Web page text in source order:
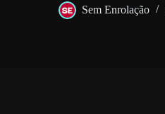
Sem Enrolação